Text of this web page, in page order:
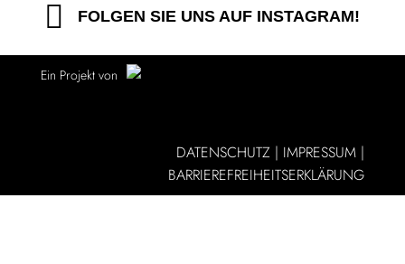
FOLGEN SIE UNS AUF INSTAGRAM!
Ein Projekt von
DATENSCHUTZ | IMPRESSUM |
BARRIEREFREIHEITSERKLÄRUNG